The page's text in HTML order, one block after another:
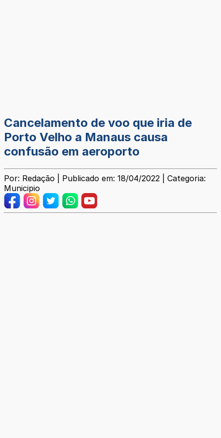
Cancelamento de voo que iria de
Porto Velho a Manaus causa
confusão em aeroporto
Por: Redação | Publicado em: 18/04/2022 | Categoria:
Municipio